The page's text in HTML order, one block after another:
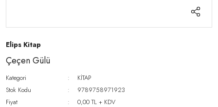
Elips Kitap
Çeçen Gülü
Kategori
KİTAP
Stok Kodu
9789758971923
Fiyat
0,00 TL + KDV